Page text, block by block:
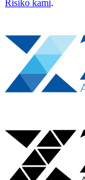
Risiko kami.